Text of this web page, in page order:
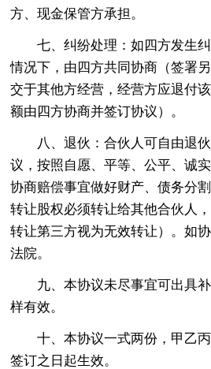
方、现金保管方承担。
七、纠纷处理：如四方发生
情况下，由四方共同协商（签署
交于其他方经营，经营方应退付
额由四方协商并签订协议）。
八、退伙：合伙人可自由退
议，按照自愿、平等、公平、诚
协商赔偿事宜做好财产、债务分
转让股权必须转让给其他合伙人
转让第三方视为无效转让）。如
法院。
九、本协议未尽事宜可出具
样有效。
十、本协议一式两份，甲乙
签订之日起生效。